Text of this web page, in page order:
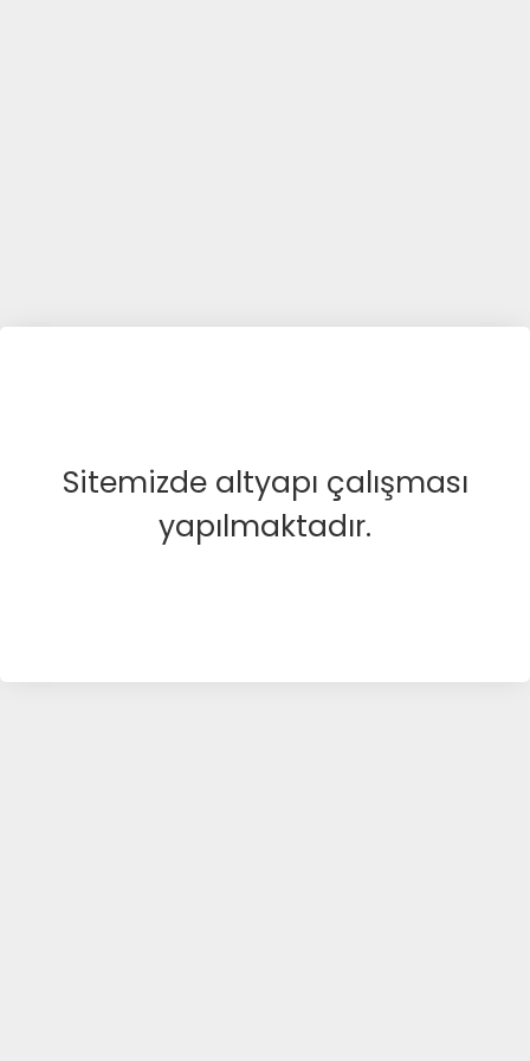
Sitemizde altyapı çalışması
yapılmaktadır.